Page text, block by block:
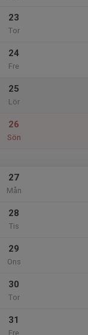
23
Tor
24
Fre
25
Lör
26
Sön
27
Mån
28
Tis
29
Ons
30
Tor
31
Fre